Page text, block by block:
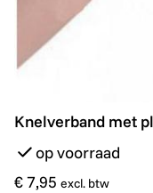
Knelverband met
Knelverband met
op voorraad
€ 7,95 excl. btw